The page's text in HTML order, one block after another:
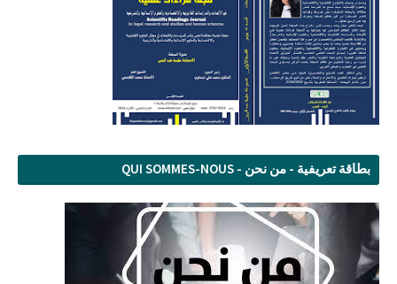
بطاقة تعريفية - من نحن - QUI SOMMES-NOUS